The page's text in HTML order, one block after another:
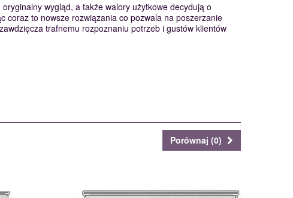
wygląd, a także walory użytkowe decydują o
coraz to nowsze rozwiązania co pozwala na poszerzanie
trafnemu rozpoznaniu potrzeb i gustów klientów
Porównaj (0)
KD2